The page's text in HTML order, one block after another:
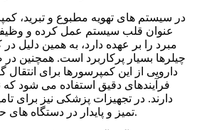
در سیستم های تهویه مطبوع و تبرید،
عنوان قلب سیستم عمل کرده و
مبرد را بر عهده دارد، به همین دلیل
چیلرها بسیار پرکاربرد است. همچنین در
دارویی از این کمپرسورها برای
فرآیندهای دقیق استفاده می شود که
دارند. در تجهیزات پزشکی نیز برای
تمیز و پایدار در دستگاه های حیاتی کاربرد دارد.